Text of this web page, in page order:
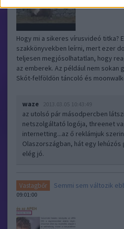
Hogy mi a sikeres vírusvideó titka?
szakkönyvekben leírni, mert ezer
teljesen megjósolhatatlan, hogy
az emberek. Az például nem sokan
Skót-felföldön táncoló és
waze 2013.03.05 10:43:49
az utolsó pár másodpercben
netszolgáltató logója, threenet
internetting...az ő reklámjuk
Olaszországban, hát egy lehúzós
elég jó.
Vastagbőr Semmi sem változik
09:01:00